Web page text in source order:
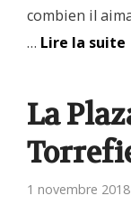
combien il
… Lire la suite
La
1 novembre 2018